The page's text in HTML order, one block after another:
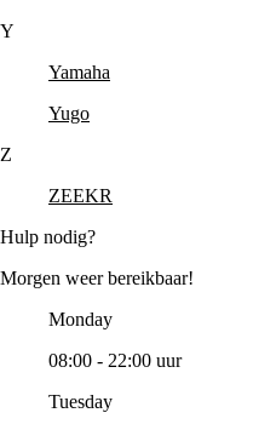
Y
Yamaha
Yugo
Z
ZEEKR
Hulp nodig?
Morgen weer bereikbaar!
Monday
08:00 - 22:00 uur
Tuesday